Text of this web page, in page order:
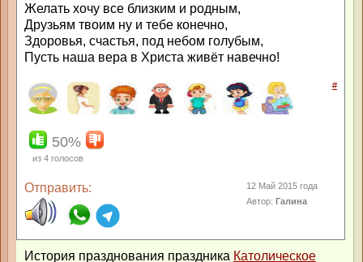
Желать хочу все близким и родным,
Друзьям твоим ну и тебе конечно,
Здоровья, счастья, под небом голубым,
Пусть наша вера в Христа живёт навечно!
#
50%
из 4 голосов
Отправить:
12 Май 2015 года
Автор:Галина
История празднования праздника Католическое